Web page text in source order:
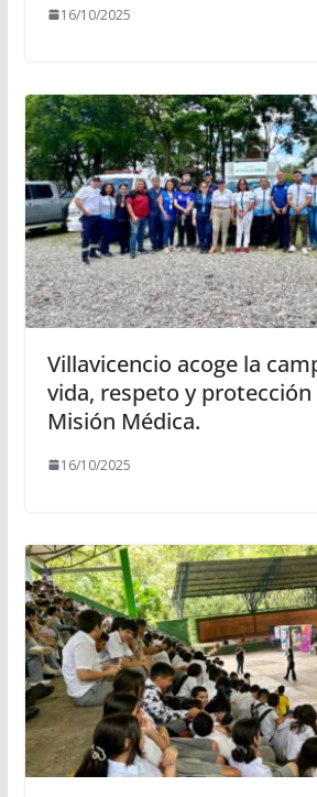
16/10/2025
Villavicencio acoge la
vida, respeto y protección
Misión Médica.
16/10/2025